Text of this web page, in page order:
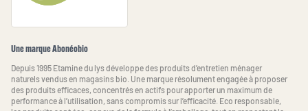
Une marque Abonéobio
Depuis 1995 Etamine du lys développe des produits d’entretien ménager
naturels vendus en magasins bio. Une marque résolument engagée à proposer
des produits efficaces, concentrés en actifs pour apporter un maximum de
performance à l’utilisation, sans compromis sur l’efficacité. Eco responsable,